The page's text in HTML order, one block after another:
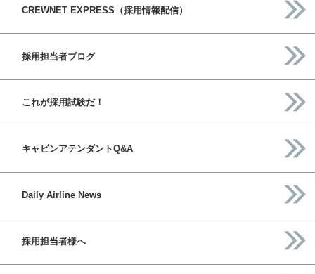
CREWNET EXPRESS（採用情報配信）
採用担当者ブログ
これが採用試験だ！
キャビンアテンダントQ&A
Daily Airline News
採用担当者様へ